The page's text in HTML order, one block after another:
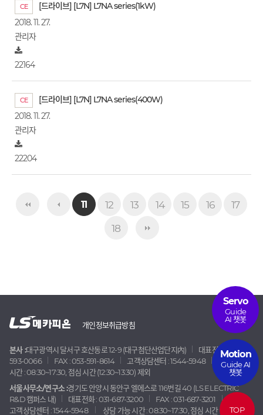
CE
[드라이브] [L7N] L7NA series(1kW)
2018. 11. 27.
관리자
22164
CE
[드라이브] [L7N] L7NA series(400W)
2018. 11. 27.
관리자
22204
11 12 13 14 15 16
17
18
개인정보취급방침
본사 :대구광역시 달서구 호산동로 12-9 (대구첨단산업단지內)
대표전화 : 053-
593-0066
FAX : 053-591-8614 고객상담센터 : 1544-5948
상담 가능
시간 : 08:30~17:30, 점심 시간 (12:30~13:30) 제외
서울사무소/연구소 :경기도 안양시 동안구 엘에스로 116번길 40 (LS ELECTRIC
R&D 캠퍼스 내)
대표전화 : 031-687-3200
FAX : 031-687-3201
고객상담센터 : 1544-5948
상담 가능 시간 : 08:30~17:30, 점심 시간
Servo
Guide
AI 챗봇
Motion
Guide AI
챗봇
TOP